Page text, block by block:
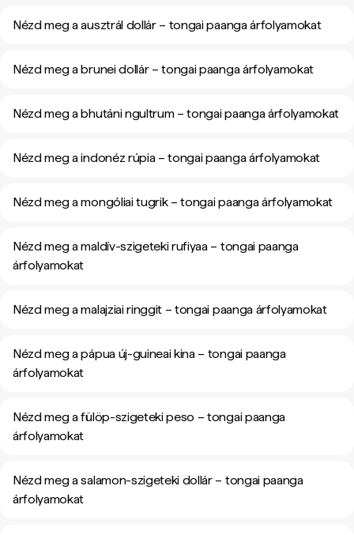
Nézd meg a ausztrál dollár – tongai paanga árfolyamokat
Nézd meg a brunei dollár – tongai paanga árfolyamokat
Nézd meg a bhutáni ngultrum – tongai paanga árfolyamokat
Nézd meg a indonéz rúpia – tongai paanga árfolyamokat
Nézd meg a mongóliai tugrik – tongai paanga árfolyamokat
Nézd meg a maldív-szigeteki rufiyaa – tongai paanga
árfolyamokat
Nézd meg a malajziai ringgit – tongai paanga árfolyamokat
Nézd meg a pápua új-guineai kina – tongai paanga
árfolyamokat
Nézd meg a fülöp-szigeteki peso – tongai paanga
árfolyamokat
Nézd meg a salamon-szigeteki dollár – tongai paanga
árfolyamokat